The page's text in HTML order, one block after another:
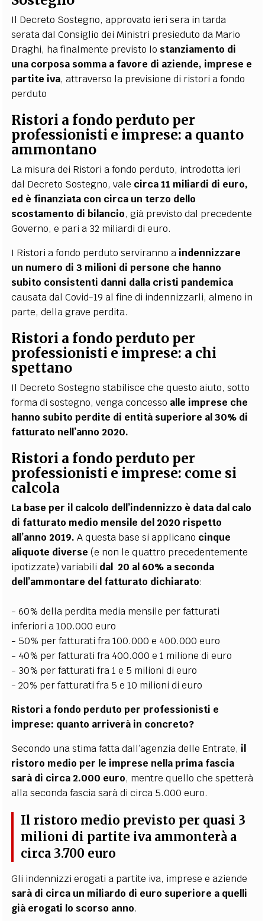
Il Decreto Sostegno, approvato ieri sera in tarda
serata dal Consiglio dei Ministri presieduto da Mario
Draghi, ha finalmente previsto lo stanziamento di
una corposa somma a favore di aziende, imprese e
partite iva, attraverso la previsione di ristori a fondo
perduto
Ristori a fondo perduto per
professionisti e imprese: a quanto
ammontano
La misura dei Ristori a fondo perduto, introdotta ieri
dal Decreto Sostegno, vale circa 11 miliardi di euro,
ed è finanziata con circa un terzo dello
scostamento di bilancio, già previsto dal precedente
Governo, e pari a 32 miliardi di euro.
I Ristori a fondo perduto serviranno a indennizzare
un numero di 3 milioni di persone che hanno
subito consistenti danni dalla cristi pandemica
causata dal Covid-19 al fine di indennizzarli, almeno in
parte, della grave perdita.
Ristori a fondo perduto per
professionisti e imprese: a chi
spettano
Il Decreto Sostegnostabilisce che questo aiuto, sotto
forma di sostegno, venga concesso alle imprese che
hanno subito perdite di entità superiore al 30% di
fatturato nell’anno 2020.
Ristori a fondo perduto per
professionisti e imprese: come si
calcola
La base per il calcolo dell’indennizzo è data dal calo
di fatturato medio mensile del 2020 rispetto
all’anno 2019. A questa base si applicano cinque
aliquote diverse (e non le quattro precedentemente
ipotizzate) variabili dal 20 al 60% a seconda
dell’ammontare del fatturato dichiarato:
- 60% della perdita media mensile per fatturati
inferiori a 100.000 euro
- 50% per fatturati fra 100.000 e 400.000 euro
- 40% per fatturati fra 400.000 e 1 milione di euro
- 30% per fatturati fra 1 e 5 milioni di euro
- 20% per fatturati fra 5 e 10 milioni di euro
Ristori a fondo perduto per professionisti e
imprese: quanto arriverà in concreto?
Secondo una stima fatta dall’agenzia delle Entrate, il
ristoro medio per le imprese nella prima fascia
sarà di circa 2.000 euro, mentre quello che spetterà
alla seconda fascia sarà di circa 5.000 euro.
Il ristoro medio previsto per quasi 3
milioni di partite iva ammonterà a
circa 3.700 euro
Gli indennizzi erogati a partite iva, imprese e aziende
sarà di circa un miliardo di euro superiore a quelli
già erogati lo scorso anno.